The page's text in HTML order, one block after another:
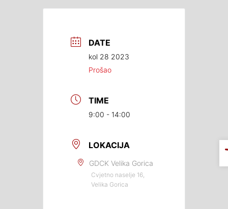
DATE
kol 28 2023
Prošao
TIME
9:00 - 14:00
LOKACIJA
GDCK Velika Gorica
Cvjetno naselje 16,
Velika Gorica